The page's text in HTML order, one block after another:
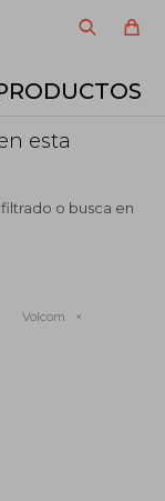
esta
o busca en
Volcom